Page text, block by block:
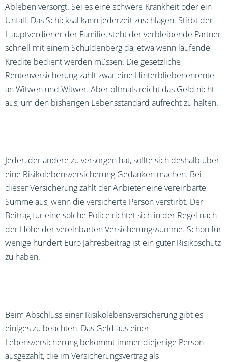
Ableben versorgt. Sei es eine schwere Krankheit oder ein
Unfall: Das Schicksal kann jederzeit zuschlagen. Stirbt der
Hauptverdiener der Familie, steht der verbleibende Partner
schnell mit einem Schuldenberg da, etwa wenn laufende
Kredite bedient werden müssen. Die gesetzliche
Rentenversicherung zahlt zwar eine Hinterbliebenenrente
an Witwen und Witwer. Aber oftmals reicht das Geld nicht
aus, um den bisherigen Lebensstandard aufrecht zu halten.
Jeder, der andere zu versorgen hat, sollte sich deshalb über
eine Risikolebensversicherung Gedanken machen. Bei
dieser Versicherung zahlt der Anbieter eine vereinbarte
Summe aus, wenn die versicherte Person verstirbt. Der
Beitrag für eine solche Police richtet sich in der Regel nach
der Höhe der vereinbarten Versicherungssumme. Schon für
wenige hundert Euro Jahresbeitrag ist ein guter Risikoschutz
zu haben.
Beim Abschluss einer Risikolebensversicherung gibt es
einiges zu beachten. Das Geld aus einer
Lebensversicherung bekommt immer diejenige Person
ausgezahlt, die im Versicherungsvertrag als